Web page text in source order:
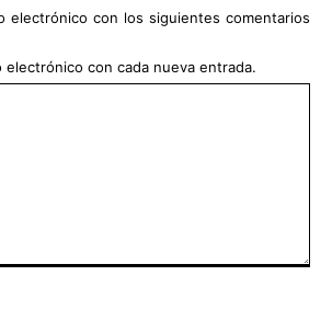
electrónico con los siguientes comentarios
electrónico con cada nueva entrada.